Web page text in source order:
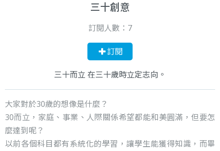
三十創意
訂閱人數： 7
訂閱
三十而立 在三十歲時立定志向。
大家對於30歲的想像是什麼？
30而立，家庭、事業、人際關係希望都能和美圓滿，但要怎
麼達到呢？
以前各個科目都有系統化的學習，讓學生能獲得知識，而畢